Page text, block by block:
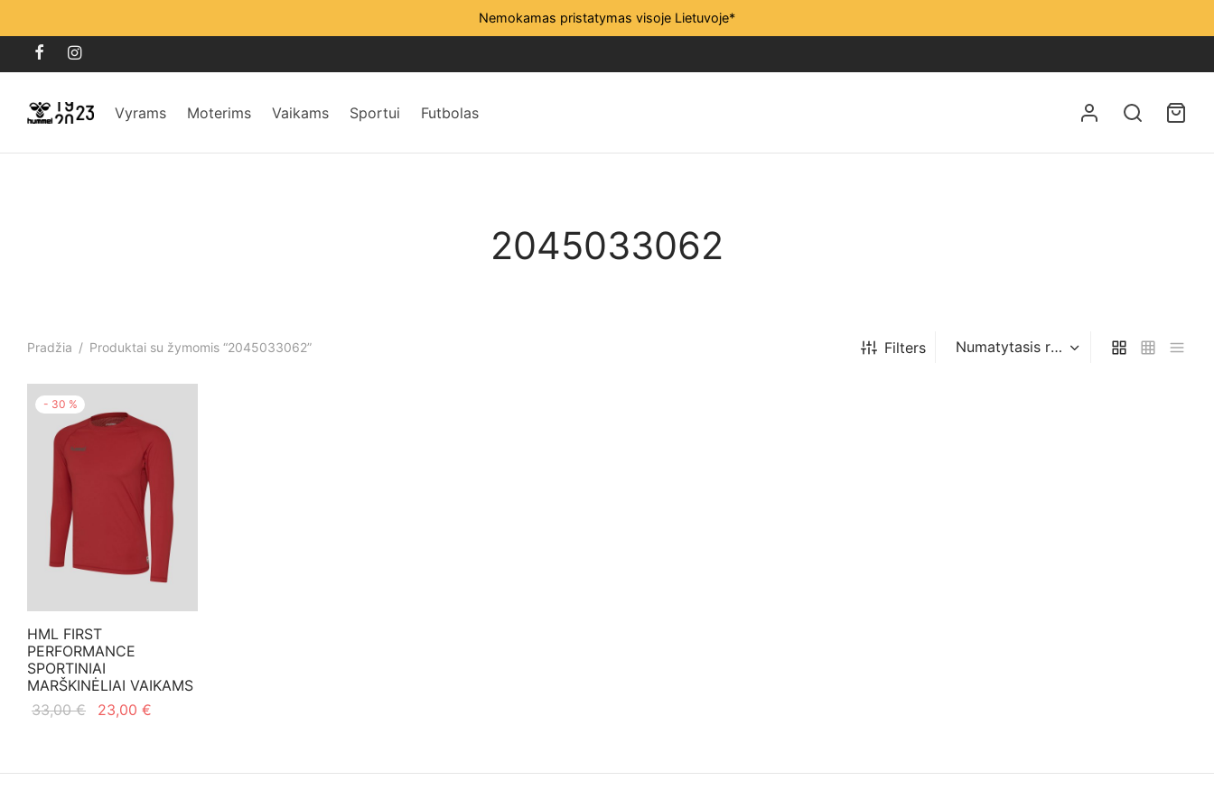
Nemokamas pristatymas visoje Lietuvoje*
Vyrams Moterims Vaikams Sportui Futbolas
2045033062
Pradžia / Produktai su žymomis “2045033062” Filters
- 30 %
HML FIRST
PERFORMANCE
SPORTINIAI
MARŠKINĖLIAI VAIKAMS
33,00€
Original
33,00 €.
23,00 €